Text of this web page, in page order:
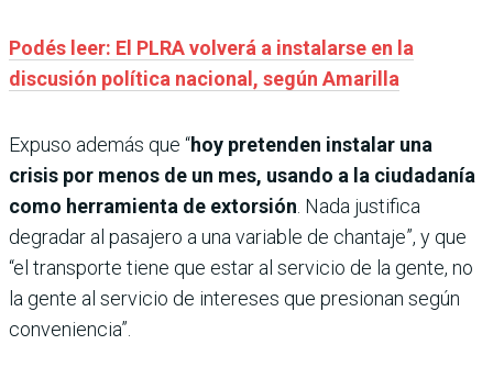
Podés leer: El PLRA volverá a instalarse en la
discusión política nacional, según Amarilla
Expuso además que “hoy pretenden instalar una
crisis por menos de un mes, usando a la ciudadanía
como herramienta de extorsión . Nada justifica
degradar al pasajero a una variable de chantaje”, y que
“el transporte tiene que estar al servicio de la gente, no
la gente al servicio de intereses que presionan según
conveniencia”.